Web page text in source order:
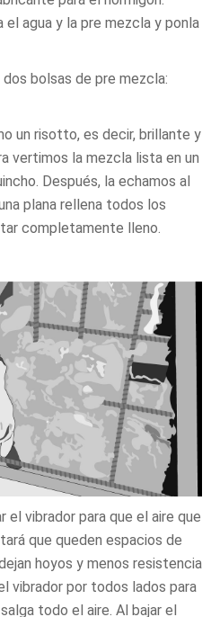
agua y la pre mezcla y ponla
bolsas de pre mezcla:
un risotto, es decir, brillante y
vertimos la mezcla lista en un
Después, la echamos al
plana rellena todos los
completamente lleno.
el vibrador para que el aire que
que queden espacios de
hoyos y menos resistencia
vibrador por todos lados para
todo el aire. Al bajar el